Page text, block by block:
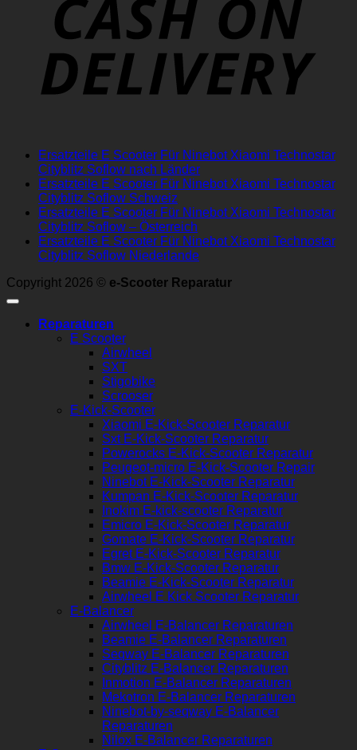
Ersatzteile E Scooter Für Ninebot Xiaomi Technostar
Cityblitz Soflow nach Länder
Ersatzteile E Scooter Für Ninebot Xiaomi Technostar
Cityblitz Soflow Schweiz
Ersatzteile E Scooter Für Ninebot Xiaomi Technostar
Cityblitz Soflow – Österreich
Ersatzteile E Scooter Für Ninebot Xiaomi Technostar
Cityblitz Soflow Niederlande
Copyright 2026 © e-Scooter Reparatur
Reparaturen
E Scooter
Airwheel
SXT
Stigobike
Scrooser
E-Kick-Scooter
Xiaomi E-Kick-Scooter Reparatur
Sxt E-Kick-Scooter Reparatur
Powerocks E-Kick-Scooter Reparatur
Peugeot-micro E-Kick-Scooter Repair
Ninebot E-Kick-Scooter Reparatur
Kumpan E-Kick-Scooter Reparatur
Inokim E-kick-scooter Reparatur
Emicro E-Kick-Scooter Reparatur
Gomate E-Kick-Scooter Reparatur
Egret E-Kick-Scooter Reparatur
Bmw E-Kick-Scooter Reparatur
Beamie E-Kick-Scooter Reparatur
Airwheel E Kick Scooter Reparatur
E-Balancer
Airwheel E-Balancer Reparaturen
Beamie E-Balancer Reparaturen
Seqway E-Balancer Reparaturen
Cityblitz E-Balancer Reparaturen
Inmotion E-Balancer Reparaturen
Mekotron E-Balancer Reparaturen
Ninebot-by-seqway E-Balancer
Reparaturen
Nilox E-Balancer Reparaturen